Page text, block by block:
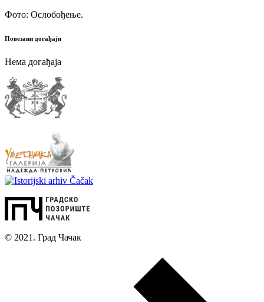
Фото: Ослобођење.
Повезани догађаји
Нема догађаја
© 2021. Град Чачак